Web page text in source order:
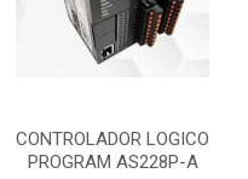
CONTROLADOR LOGICO
PROGRAM AS228P-A